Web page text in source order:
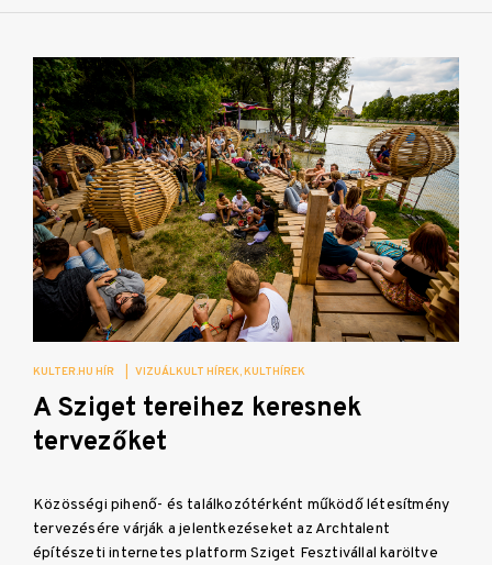
KULTER.HU HÍR VIZUÁLKULT HÍREK KULTHÍREK
A Sziget tereihez keresnek
tervezőket
Közösségi pihenő- és találkozótérként működő létesítmény
tervezésére várják a jelentkezéseket az Archtalent
építészeti internetes platform Sziget Fesztivállal karöltve